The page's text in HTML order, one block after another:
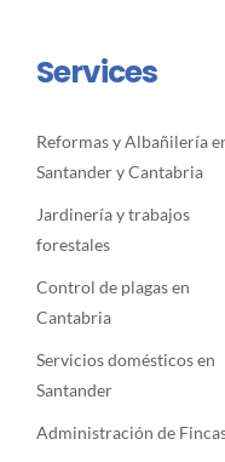
Services
Reformas y Albañilería
Santander y Cantabria
Jardinería y trabajos
forestales
Control de plagas en
Cantabria
Servicios domésticos en
Santander
Administración de